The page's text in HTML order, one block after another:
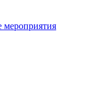
мероприятия